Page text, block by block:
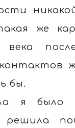
же
века
бы.
я было
решила